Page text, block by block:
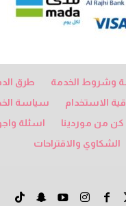
وشروط الخدمة
طرق
الاستخدام
سياسة
كن من موردينا
اسئلة
الشكاوي والاقتراحات